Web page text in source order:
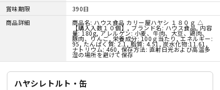
賞味期限
390日
商品詳細
商品名: ハウス食品 カリー屋ハヤシ １８０ｇ △
【購入入数１０個】, ブランド名: ハウス食品, 内容
量: 180g, アレルゲン: 小麦、牛肉、大豆、鶏肉、
豚肉、りんご, 栄養成分: 100ｇ当たり, エネルギー:
95, たんぱく質: 2.1, 脂質: 4.51, 炭水化物:11.61,
ナトリウム: 460, 保存方法: 直射日光および高温多
湿の場所を避けて保存
ハヤシレトルト・缶